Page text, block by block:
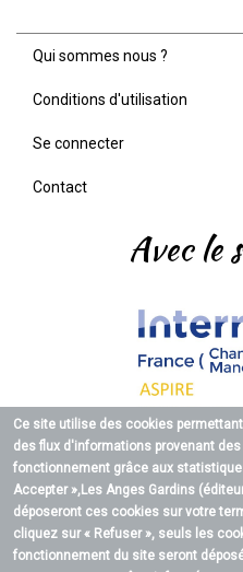
Menu
de
page
Qui sommes nous ?
Conditions d'utilisation
Se connecter
Contact
Avec le
Ce site utilise des cookies
des flux d'informations provenant
fonctionnement grâce aux
Accepter »,Les Anges Gardins
déposeront ces cookies sur votre
cliquez sur « Refuser », seuls les
fonctionnement du site seront